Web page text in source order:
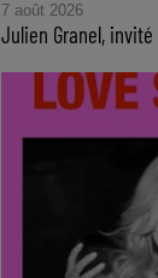
7 août 2026
Julien Granel,